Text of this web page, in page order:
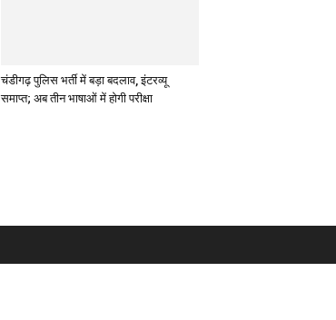
चंडीगढ़ पुलिस भर्ती में बड़ा बदलाव, इंटरव्यू
समाप्त; अब तीन भाषाओं में होगी परीक्षा